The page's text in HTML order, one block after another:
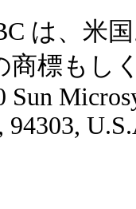
は、
商標もし